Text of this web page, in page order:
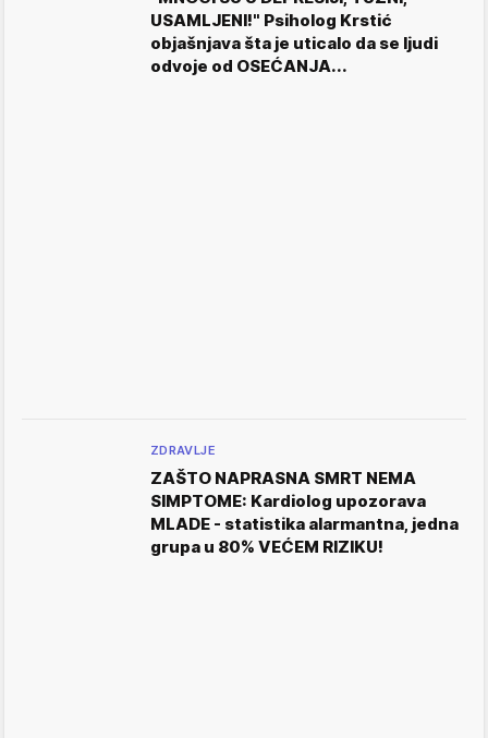
USAMLJENI!" Psiholog Krstić
objašnjava šta je uticalo da se ljudi
odvoje od OSEĆANJA...
ZDRAVLJE
ZAŠTO NAPRASNA SMRT NEMA
SIMPTOME: Kardiolog upozorava
MLADE - statistika alarmantna, jedna
grupa u 80% VEĆEM RIZIKU!